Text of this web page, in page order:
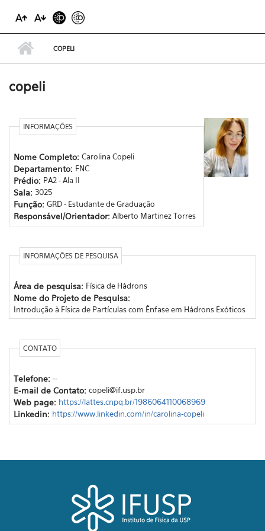
COPELI
copeli
INFORMAÇÕES
Nome Completo: Carolina Copeli
Departamento: FNC
Prédio: PA2 - Ala II
Sala: 3025
Função: GRD - Estudante de Graduação
Responsável/Orientador: Alberto Martinez Torres
INFORMAÇÕES DE PESQUISA
Área de pesquisa: Física de Hádrons
Nome do Projeto de Pesquisa:
Introdução à Física de Partículas com Ênfase em Hádrons Exóticos
CONTATO
Telefone: --
E-mail de Contato: copeli@if.usp.br
Web page: https://lattes.cnpq.br/1986064110068969
Linkedin: https://www.linkedin.com/in/carolina-copeli